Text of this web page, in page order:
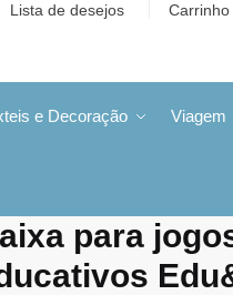
Lista de desejos Carrinho
e Decoração Viagem
para